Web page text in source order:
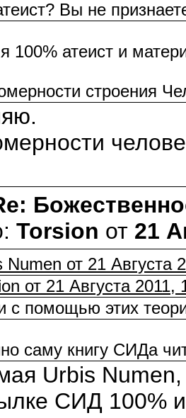
Вы не
100% атеист и
строения
Torsion от 21
Numen от 21 Августа
от 21 Августа 2011,
с помощью этих
саму книгу СИДа
Urbis
СИД 100%